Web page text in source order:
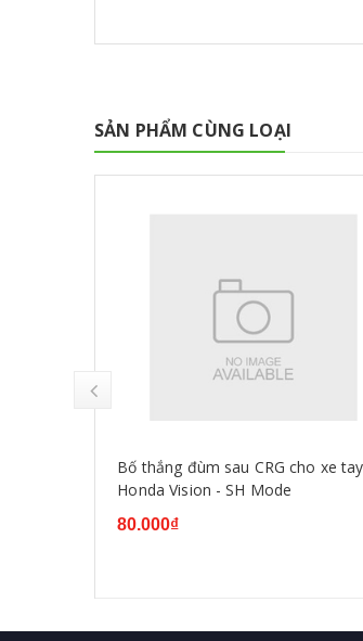
SẢN PHẨM CÙNG LOẠI
Bố thắng đùm sau CRG cho xe
Honda Vision - SH Mode
80.000₫